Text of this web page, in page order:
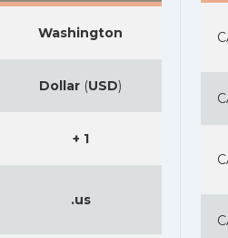
Washington
Dollar (USD)
+ 1
.us